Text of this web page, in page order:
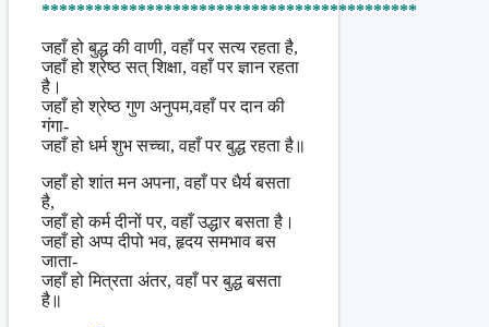
*******************************************
जहाँ हो बुद्ध की वाणी, वहाँ पर सत्य रहता है,
जहाँ हो श्रेष्ठ सत् शिक्षा, वहाँ पर ज्ञान रहता
है।
जहाँ हो श्रेष्ठ गुण अनुपम,वहाँ पर दान की
गंगा-
जहाँ हो धर्म शुभ सच्चा, वहाँ पर बुद्ध रहता है॥
जहाँ हो शांत मन अपना, वहाँ पर धैर्य बसता
है,
जहाँ हो कर्म दीनों पर, वहाँ उद्धार बसता है।
जहाँ हो अप्प दीपो भव, हृदय समभाव बस
जाता-
जहाँ हो मित्रता अंतर, वहाँ पर बुद्ध बसता
है॥